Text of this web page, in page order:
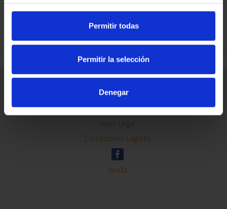
Permitir todas
Permitir la selección
Denegar
REFINAR
Contacto
Preguntas Frequentes (FAQs)
Aviso Legal
Condiciones Legales
Ayuda